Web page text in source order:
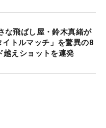
な飛ばし屋・鈴木真緒が
イトルマッチ」を驚異の8
えショットを連発